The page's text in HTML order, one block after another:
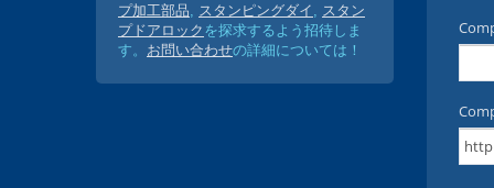
プ加工部品, スタンピングダイ , スタン
プドアロック を探求するよう招待しま
す。 お問い合わせの詳細については！